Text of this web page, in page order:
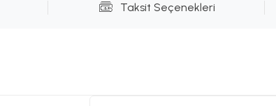
Taksit Seçenekleri